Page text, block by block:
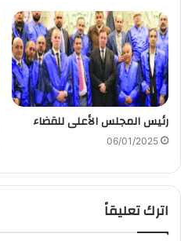
رئيس المجلس الأعلى للقضاء
06/01/2025
اترك تعليقاً